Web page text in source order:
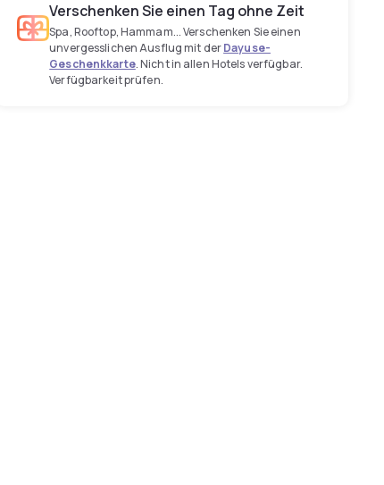
Verschenken Sie einen Tag ohne Zeit
Spa, Rooftop, Hammam... Verschenken Sie einen
unvergesslichen Ausflug mit derDayuse-
Geschenkkarte. Nicht in allen Hotels verfügbar.
Verfügbarkeit prüfen.